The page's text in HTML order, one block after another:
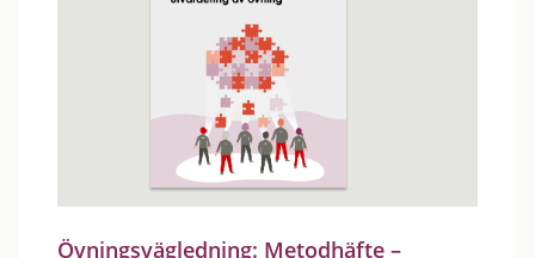
Övningsvägledning: Metodhäfte –